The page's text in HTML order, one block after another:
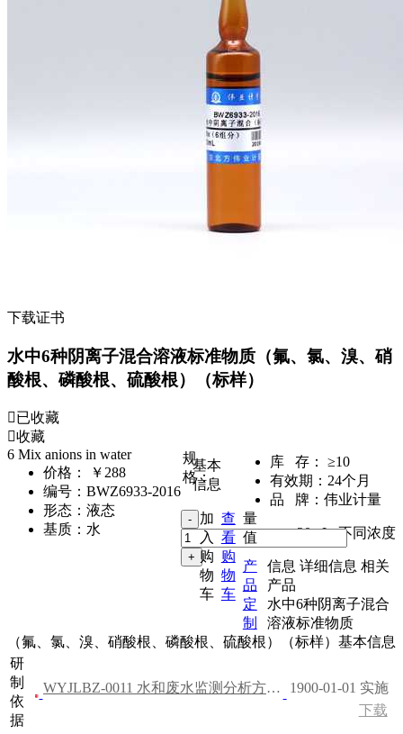
下载证书
水中6种阴离子混合溶液标准物质（氟、氯、溴、硝
酸根、磷酸根、硫酸根）（标样）
已收藏
收藏
6 Mix anions in water
价格：
￥288
编号： BWZ6933-2016
形态： 液态
基质： 水
库 存：
≥10
有效期： 24个月
品 牌： 伟业计量
规
格：
20mL,不同浓度
加
入
购
物
车
查
看
购
物
车
产
品
定
制
基本
信息
量
值
信息 详细信息 相关
产品
水中6种阴离子混合
溶液标准物质
（氟、氯、溴、硝酸根、磷酸根、硫酸根）（标样）基本信息
研
制
依
据
WYJLBZ-0011 水和废水监测分析方法（第四版）
1900-01-01 实施
下载